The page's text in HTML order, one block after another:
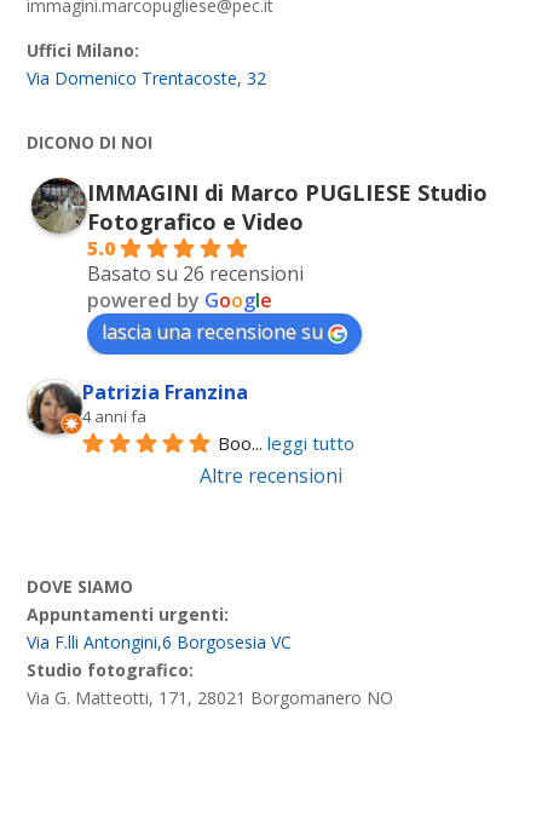
immagini.marcopugliese@pec.it
Uffici Milano:
Via Domenico Trentacoste, 32
DICONO DI NOI
IMMAGINI di Marco PUGLIESE Studio
Fotografico e Video
5.0
Basato su 26 recensioni
powered by Google
lascia una recensione su
Patrizia Franzina
4 anni fa
Boo... leggi tutto
Altre recensioni
DOVE SIAMO
Appuntamenti urgenti:
Via F.lli Antongini,6 Borgosesia VC
Studio fotografico:
Via G. Matteotti, 171, 28021 Borgomanero NO